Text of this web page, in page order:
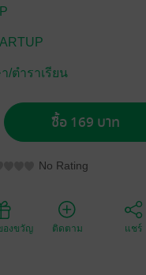
/ตำราเรียน
ซื้อ 169 บาท
No Rating
องขวัญ ติดตาม แชร์